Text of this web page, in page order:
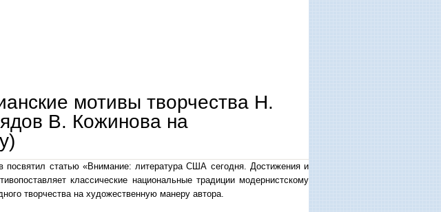
мотивы творчества Н.
В. Кожинова на
посвятил статью «Внимание: литература США сегодня. Достижения и
классические национальные традиции модернистскому
творчества на художественную манеру автора.